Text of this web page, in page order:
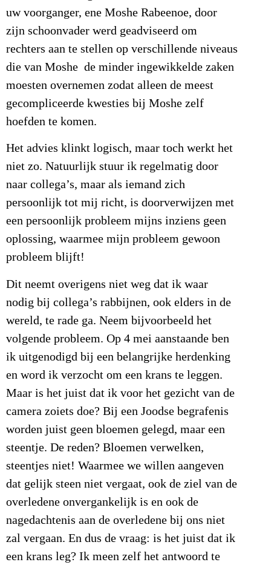
uw voorganger, ene Moshe Rabeenoe, door
zijn schoonvader werd geadviseerd om
rechters aan te stellen op verschillende niveaus
die van Moshe de minder ingewikkelde zaken
moesten overnemen zodat alleen de meest
gecompliceerde kwesties bij Moshe zelf
hoefden te komen.
Het advies klinkt logisch, maar toch werkt het
niet zo. Natuurlijk stuur ik regelmatig door
naar collega’s, maar als iemand zich
persoonlijk tot mij richt, is doorverwijzen met
een persoonlijk probleem mijns inziens geen
oplossing, waarmee mijn probleem gewoon
probleem blijft!
Dit neemt overigens niet weg dat ik waar
nodig bij collega’s rabbijnen, ook elders in de
wereld, te rade ga. Neem bijvoorbeeld het
volgende probleem. Op 4 mei aanstaande ben
ik uitgenodigd bij een belangrijke herdenking
en word ik verzocht om een krans te leggen.
Maar is het juist dat ik voor het gezicht van de
camera zoiets doe? Bij een Joodse begrafenis
worden juist geen bloemen gelegd, maar een
steentje. De reden? Bloemen verwelken,
steentjes niet! Waarmee we willen aangeven
dat gelijk steen niet vergaat, ook de ziel van de
overledene onvergankelijk is en ook de
nagedachtenis aan de overledene bij ons niet
zal vergaan. En dus de vraag: is het juist dat ik
een krans leg? Ik meen zelf het antwoord te